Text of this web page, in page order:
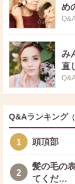
め
み
直
Q&Aランキング
1 頭頂部
2
髪の毛の
てくだ…